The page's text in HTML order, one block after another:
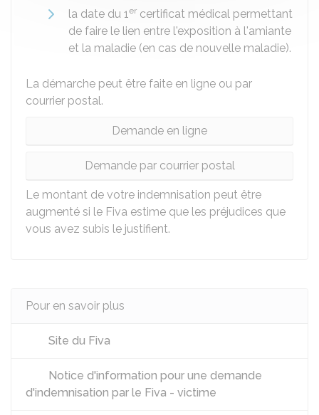
la date du 1er certificat médical permettant
de faire le lien entre l'exposition à l'amiante
et la maladie (en cas de nouvelle maladie).
La démarche peut être faite en ligne ou par
courrier postal.
Demande en ligne
Demande par courrier postal
Le montant de votre indemnisation peut être
augmenté si le Fiva estime que les préjudices que
vous avez subis le justifient.
Pour en savoir plus
Site du Fiva
Notice d'information pour une demande
d'indemnisation par le Fiva - victime